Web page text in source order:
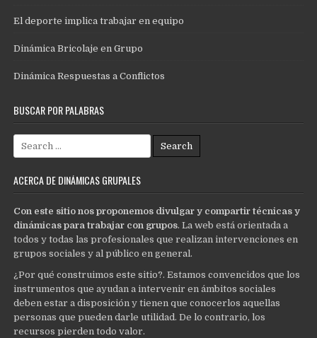
El deporte implica trabajar en equipo
Dinámica Bricolaje en Grupo
Dinámica Respuestas a Conflictos
BUSCAR POR PALABRAS
Search
for:
ACERCA DE DINÁMICAS GRUPALES
Con este sitio nos proponemos divulgar y compartir técnicas y
dinámicas para trabajar con grupos. La web está orientada a
todos y todas las profesionales que realizan intervenciones en
grupos sociales y al público en general.
¿Por qué construimos este sitio?. Estamos convencidos que los
instrumentos que ayudan a intervenir en ámbitos sociales
deben estar a disposición y tienen que conocerlos aquellas
personas que pueden darle utilidad. De lo contrario, los
recursos pierden todo valor.